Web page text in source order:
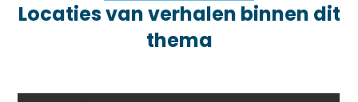
Locaties van verhalen binnen dit
thema